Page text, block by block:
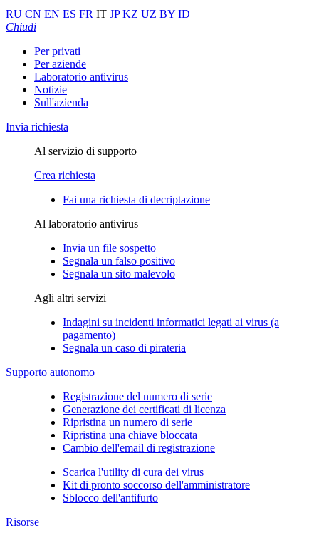
RU CN EN ES FR IT JPKZ UZ BY ID
Chiudi
Per privati
Per aziende
Laboratorio antivirus
Notizie
Sull'azienda
Invia richiesta
Al servizio di supporto
Crea richiesta
Fai una richiesta di decriptazione
Al laboratorio antivirus
Invia un file sospetto
Segnala un falso positivo
Segnala un sito malevolo
Agli altri servizi
Indagini su incidenti informatici legati ai virus (a
pagamento)
Segnala un caso di pirateria
Supporto autonomo
Registrazione del numero di serie
Generazione dei certificati di licenza
Ripristina un numero di serie
Ripristina una chiave bloccata
Cambio dell'email di registrazione
Scarica l'utility di cura dei virus
Kit di pronto soccorso dell'amministratore
Sblocco dell'antifurto
Risorse